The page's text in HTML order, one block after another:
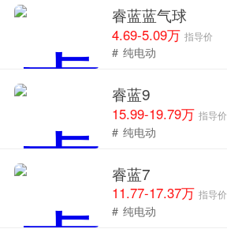
睿蓝蓝气球
4.69-5.09万指导价
# 纯电动
睿蓝9
15.99-19.79万指导价
# 纯电动
睿蓝7
11.77-17.37万指导价
# 纯电动